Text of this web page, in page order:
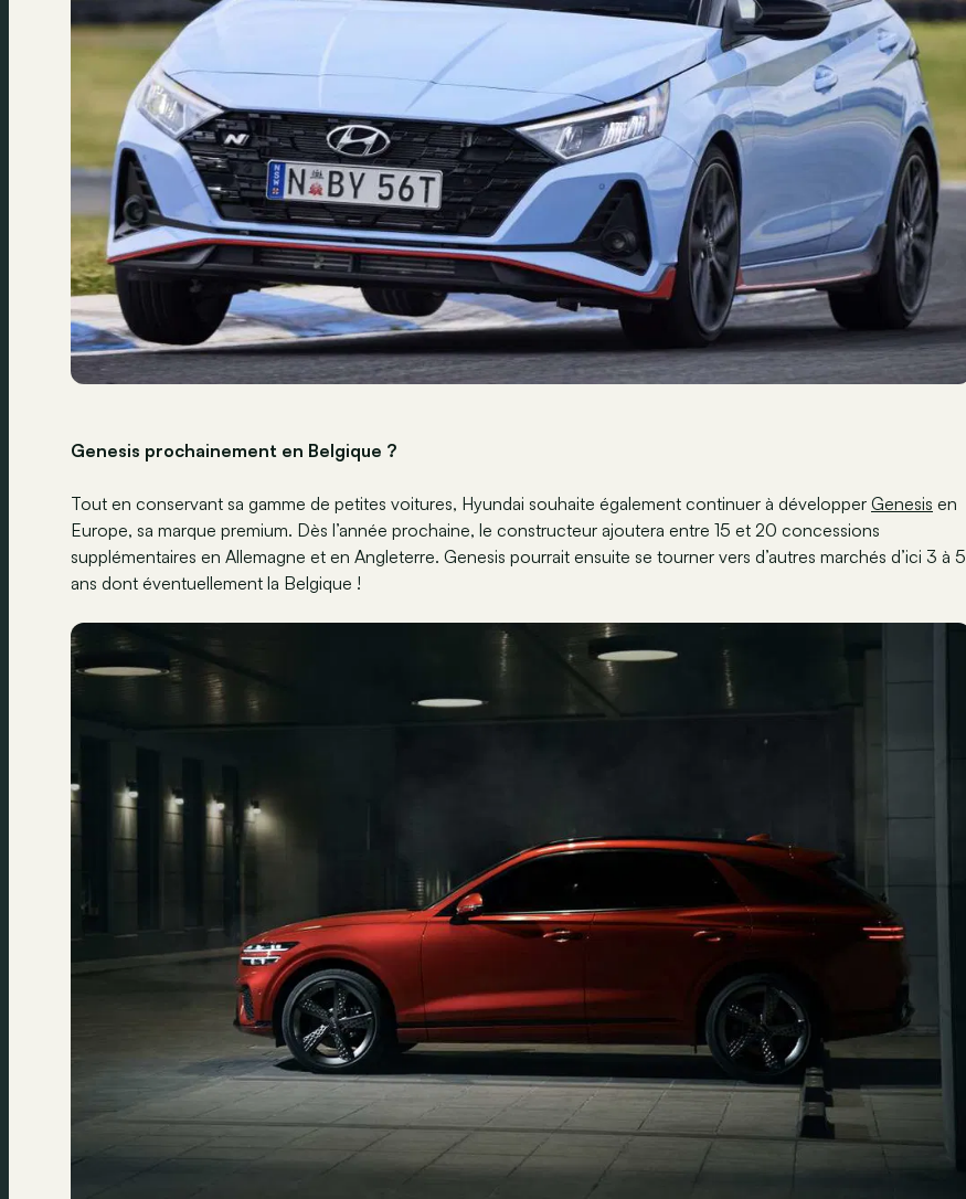
Genesis prochainement en Belgique ?
Tout en conservant sa gamme de petites voitures, Hyundai souhaite également continuer à développer Genesis en
Europe, sa marque premium. Dès l’année prochaine, le constructeur ajoutera entre 15 et 20 concessions
supplémentaires en Allemagne et en Angleterre. Genesis pourrait ensuite se tourner vers d’autres marchés d’ici 3 à 5
ans dont éventuellement la Belgique !